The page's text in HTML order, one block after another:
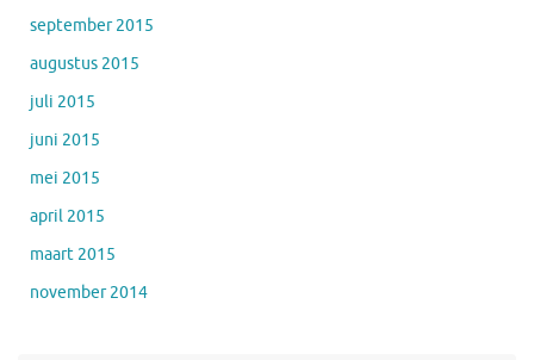
september 2015
augustus 2015
juli 2015
juni 2015
mei 2015
april 2015
maart 2015
november 2014